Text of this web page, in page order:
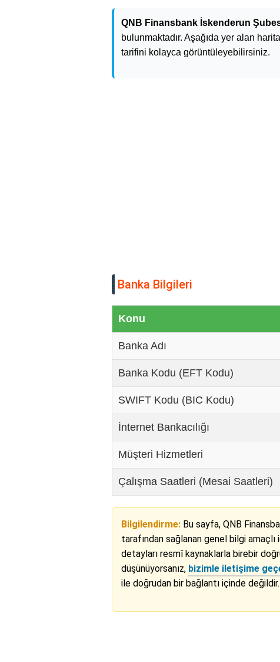
QNB Finansbank İskenderun
bulunmaktadır. Aşağıda yer alan
tarifini kolayca görüntüleyebilirsiniz.
Banka Bilgileri
Konu
Banka Adı
Banka Kodu (EFT Kodu)
SWIFT Kodu (BIC Kodu)
İnternet Bankacılığı
Müşteri Hizmetleri
Çalışma Saatleri (Mesai Saatleri)
Bilgilendirme: Bu sayfa, QNB
tarafından sağlanan genel bilgi
detayları resmî kaynaklarla birebir
düşünüyorsanız, bizimle iletişime
ile doğrudan bir bağlantı içinde değildir.